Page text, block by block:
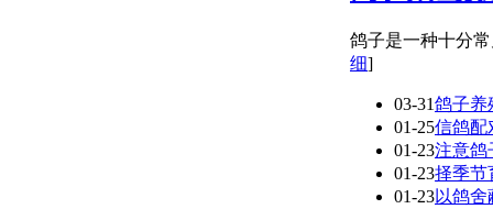
鸽子是一种十分
细]
03-31鸽子养
01-25信鸽配
01-23注意鸽
01-23择季节
01-23以鸽